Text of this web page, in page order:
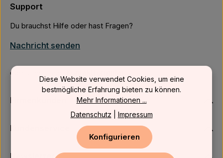
Support
Du brauchst Hilfe oder hast Fragen?
Nachricht senden
oder über unser
Firmenkunden
Kundenservice
Newsletter
Diese Website verwendet Cookies, um eine
bestmögliche Erfahrung bieten zu können.
Mehr Informationen ...
Datenschutz
Impressum
Konfigurieren